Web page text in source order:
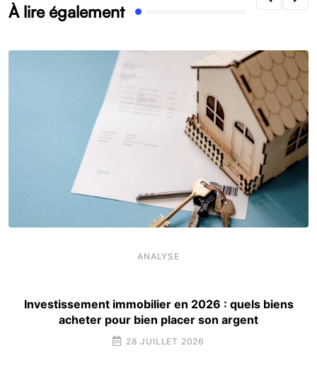
À lire également
ANALYSE
Investissement immobilier en 2026 : quels biens
acheter pour bien placer son argent
28 JUILLET 2026